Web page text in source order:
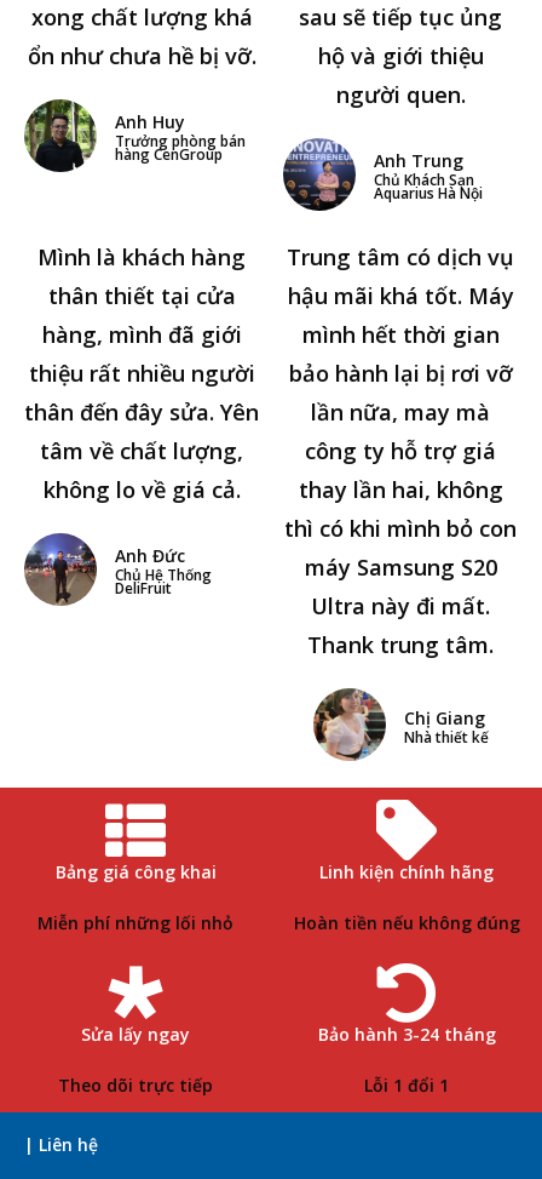
xong chất lượng khá
ổn như chưa hề bị vỡ.
Anh Huy
Trưởng phòng bán
hàng CenGroup
sau sẽ tiếp tục ủng
hộ và giới thiệu
người quen.
Anh Trung
Chủ Khách Sạn
Aquarius Hà Nội
Mình là khách hàng
thân thiết tại cửa
hàng, mình đã giới
thiệu rất nhiều người
thân đến đây sửa. Yên
tâm về chất lượng,
không lo về giá cả.
Anh Đức
Chủ Hệ Thống
DeliFruit
Trung tâm có dịch vụ
hậu mãi khá tốt. Máy
mình hết thời gian
bảo hành lại bị rơi vỡ
lần nữa, may mà
công ty hỗ trợ giá
thay lần hai, không
thì có khi mình bỏ con
máy Samsung S20
Ultra này đi mất.
Thank trung tâm.
Chị Giang
Nhà thiết kế
Bảng giá công khai
Miễn phí những lối nhỏ
Linh kiện chính hãng
Hoàn tiền nếu không đúng
Sửa lấy ngay
Theo dõi trực tiếp
Bảo hành 3-24 tháng
Lỗi 1 đổi 1
| Liên hệ